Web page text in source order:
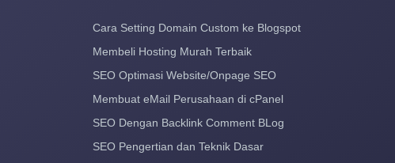
Cara Setting Domain Custom ke Blogspot
Membeli Hosting Murah Terbaik
SEO Optimasi Website/Onpage SEO
Membuat eMail Perusahaan di cPanel
SEO Dengan Backlink Comment BLog
SEO Pengertian dan Teknik Dasar